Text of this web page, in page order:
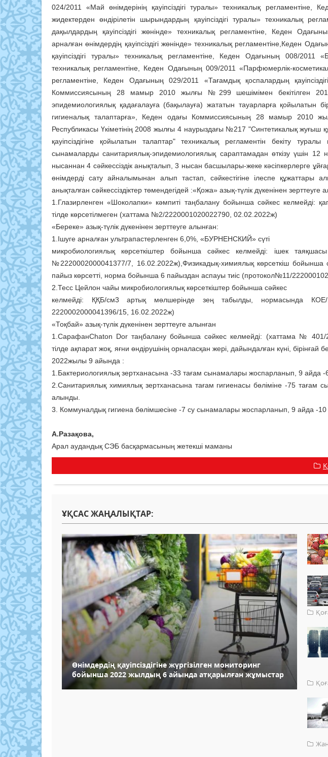
024/2011 «Май өнімдерінің қауіпсіздігі туралы» техникалық регламентіне,
жидектерден өндірілетін шырындардың қауіпсіздігі туралы» техникалық
дақылдардың қауіпсіздігі жөнінде» техникалық регламентіне, Кеден
арналған өнімдердің қауіпсіздігі жөнінде» техникалық регламентіне,Кеден
қауіпсіздігі туралы» техникалық регламентіне, Кеден Одағының 008/2011
техникалық регламентіне, Кеден Одағының 009/2011 «Парфюмерлік-
регламентіне, Кеден Одағының 029/2011 «Тағамдық қоспалардың
Коммиссиясының 28 мамыр 2010 жылғы №299 шешімімен бекітілген
эпидемиологиялық қадағалауға (бақылауға) жататын тауарларға қойылатын
гигиеналық талаптарға», Кеден одағы Коммиссиясының 28 мамыр 2010
Республикасы Үкіметінің 2008 жылғы 4 наурыздағы №217 "Синтетикалық
қауіпсіздігіне қойылатын талаптар" техникалық регламентін бекіту
сынамаларды санитариялық-эпидемиологиялық сараптамадан өткізу үшін
нысаннан 4 сәйкессіздік анықталып, 3 нысан басшылары-жеке кәсіпкерлерге
өнімдерді сату айналымынан алып тастап, сәйкестігіне ілеспе құжаттары
анықталған сәйкессіздіктер төмендегідей :«Қожа» азық-түлік дүкенінен зерттеуге
1.Глазирленген «Шоколапки» кәмпиті таңбалану бойынша сәйкес келмейді:
тілде көрсетілмеген (хаттама №2/2220001020022790, 02.02.2022ж)
«Береке» азық-түлік дүкенінен зерттеуге алынған:
1.Ішуге арналған ультрапастерленген 6,0%, «БУРНЕНСКИЙ» сүті
микробиологиялық көрсеткіштер бойынша сәйкес келмейді: ішек
№2220002000041377/7, 16.02.2022ж),Физикадық-химиялық көрсеткіш бойынша
пайыз көрсетті, норма бойынша 6 пайыздан аспауы тиіс (протокол№11/
2.Тесс Цейлон чайы микробиологиялық көрсеткіштер бойынша сәйкес
келмейді: ҚҚБ/см3 артық мөлшерінде зең табылды, нормасында
2220002000041396/15, 16.02.2022ж)
«Тоқбай» азық-түлік дүкенінен зерттеуге алынған
1.СарафанChaton Dor таңбалану бойынша сәйкес келмейді: (хаттама № 401/
тілде ақпарат жоқ, яғни өндірушінің орналасқан жері, дайындалған күні, бірінғай
2022жылы 9 айында :
1.Бактериологиялық зертханасына -33 тағам сынамалары жоспарланып, 9 айда
2.Санитариялық химиялық зертханасына тағам гигиенасы бөліміне -75
алынды.
3. Коммуналдық гигиена бөлімшесіне -7 су сынамалары жоспарланып, 9 айда -
А.Разақова,
Арал аудандық СЭБ басқармасының жетекші маманы
ҰҚСАС ЖАҢАЛЫҚТАР:
Өнімдердің қауіпсіздігіне жүргізілген мониторинг
бойынша 2022 жылдың 6 айында атқарылған жұмыстар